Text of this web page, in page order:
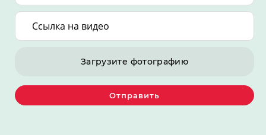
Загрузите фотографию
Отправить